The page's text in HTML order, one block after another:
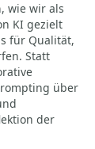
wie wir als
KI gezielt
für Qualität,
Statt
über
der